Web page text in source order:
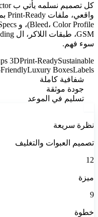
سوء فهم.
3DPrint-ReadySustainable
FriendlyLuxury BoxesLabels
شفافية كاملة
جودة موثقة
تسليم في الموعد
نظرة سريعة
تصميم العبوات والتغليف
12
ميزة
خطوة